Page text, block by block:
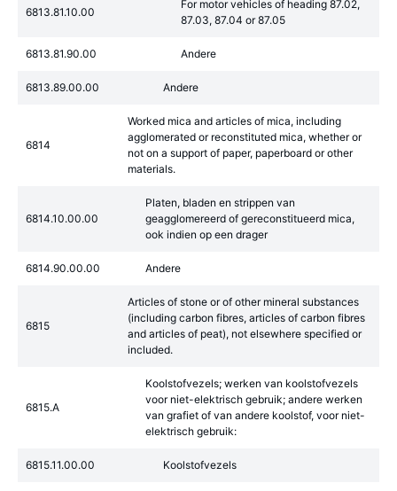
6813.81.10.00
For motor vehicles of heading 87.02,
87.03, 87.04 or 87.05
6813.81.90.00 Andere
6813.89.00.00 Andere
6814
Worked mica and articles of mica, including
agglomerated or reconstituted mica, whether or
not on a support of paper, paperboard or other
materials.
6814.10.00.00
Platen, bladen en strippen van
geagglomereerd of gereconstitueerd mica,
ook indien op een drager
6814.90.00.00 Andere
6815
Articles of stone or of other mineral substances
(including carbon fibres, articles of carbon fibres
and articles of peat), not elsewhere specified or
included.
6815.A
Koolstofvezels; werken van koolstofvezels
voor niet-elektrisch gebruik; andere werken
van grafiet of van andere koolstof, voor niet-
elektrisch gebruik:
6815.11.00.00 Koolstofvezels